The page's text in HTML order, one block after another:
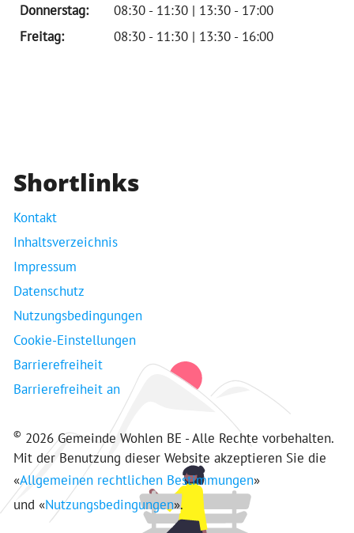
Donnerstag:
08:30 - 11:30 | 13:30 - 17:00
Freitag:
08:30 - 11:30 | 13:30 - 16:00
Shortlinks
Kontakt
Inhaltsverzeichnis
Impressum
Datenschutz
Nutzungsbedingungen
Cookie-Einstellungen
Barrierefreiheit
Barrierefreiheit an
© 2026 Gemeinde Wohlen BE - Alle Rechte vorbehalten.
Mit der Benutzung dieser Website akzeptieren Sie die
«Allgemeinen rechtlichen Bestimmungen»
und «Nutzungsbedingungen».